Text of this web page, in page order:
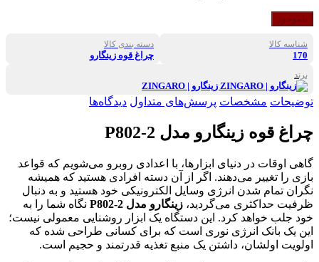
ناموجود
شناسه کالا
170
دسته بندی کالا
چراغ قوه زینگارو
برند
زینگارو | ZINGARO
توضیحات مشخصات پرسش‌های متداول دیدگاه‌ها
چراغ قوه زینگارو مدل P802-2
گاهی اوقات در دنیای ابزارها، با اعدادی روبرو می‌شویم که قواعد
بازی را تغییر می‌دهند. اگر از آن دسته افرادی هستید که همیشه
نگران تمام شدن انرژی وسایل الکترونیکی خود هستید و به دنبال
ظرفیت حداکثری می‌گردید، زینگارو مدل P802-2
نگاه شما را به
خود جلب خواهد کرد. این دستگاه یک ابزار روشنایی معمولی نیست؛
این یک بانک انرژی نوری است که برای کسانی طراحی شده که
اولویت اولشان، داشتن یک منبع تغذیه قدرتمند و حجیم است.